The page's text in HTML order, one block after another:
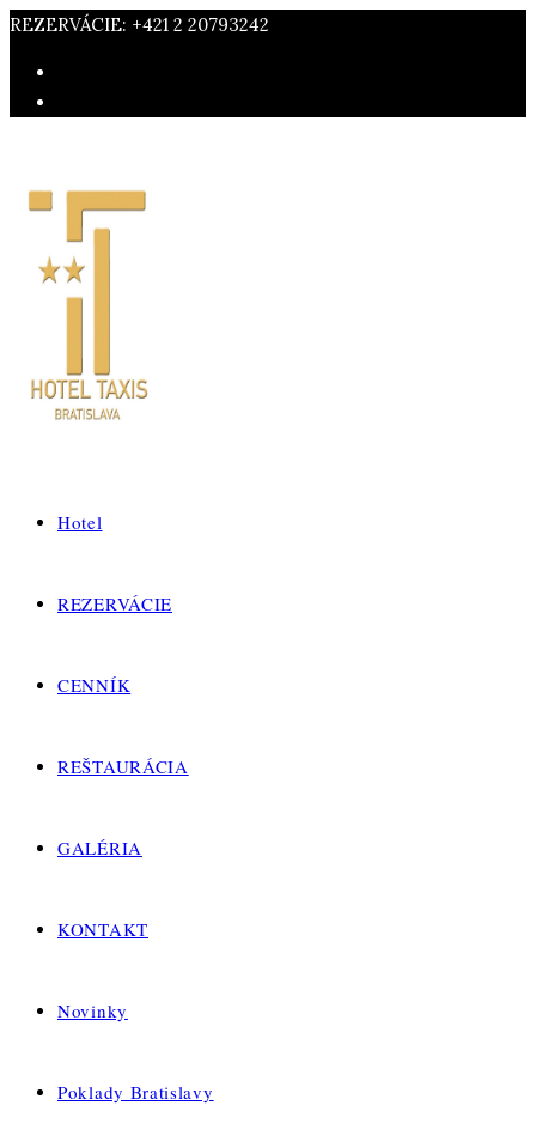
REZERVÁCIE: +421 2 20793242
Hotel
REZERVÁCIE
CENNÍK
REŠTAURÁCIA
GALÉRIA
KONTAKT
Novinky
Poklady Bratislavy